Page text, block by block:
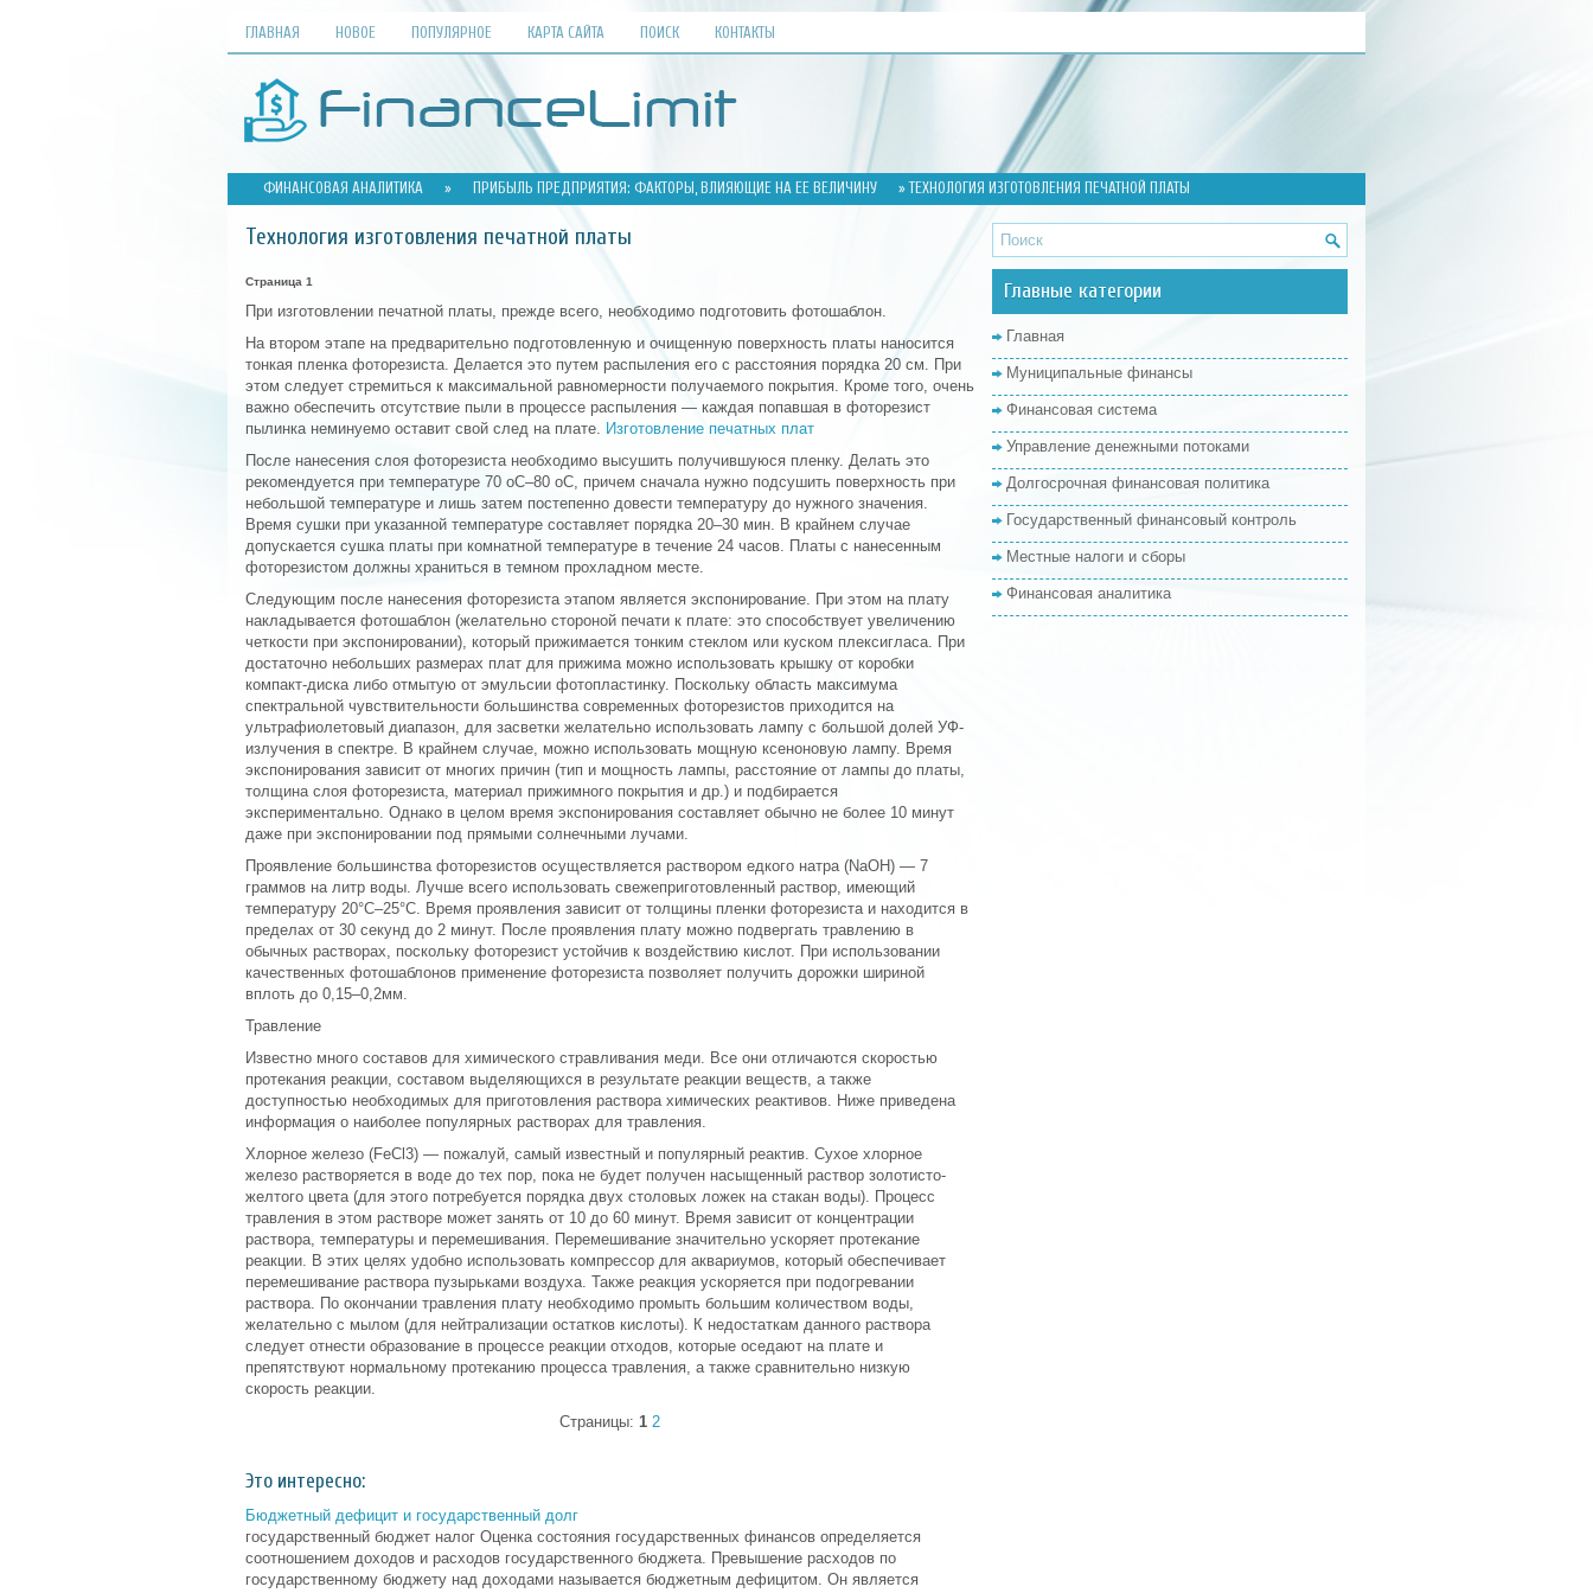
ГЛАВНАЯ НОВОЕ ПОПУЛЯРНОЕ КАРТА САЙТА ПОИСК КОНТАКТЫ
ФИНАНСОВАЯ АНАЛИТИКА » ПРИБЫЛЬ ПРЕДПРИЯТИЯ: ФАКТОРЫ, ВЛИЯЮЩИЕ НА ЕЕ ВЕЛИЧИНУ » ТЕХНОЛОГИЯ ИЗГОТОВЛЕНИЯ ПЕЧАТНОЙ ПЛАТЫ
Технология изготовления печатной платы
Страница 1
При изготовлении печатной платы, прежде всего, необходимо подготовить фотошаблон.
На втором этапе на предварительно подготовленную и очищенную поверхность платы наносится
тонкая пленка фоторезиста. Делается это путем распыления его с расстояния порядка 20 см. При
этом следует стремиться к максимальной равномерности получаемого покрытия. Кроме того, очень
важно обеспечить отсутствие пыли в процессе распыления — каждая попавшая в фоторезист
пылинка неминуемо оставит свой след на плате. Изготовление печатных плат
После нанесения слоя фоторезиста необходимо высушить получившуюся пленку. Делать это
рекомендуется при температуре 70 oC–80 oC, причем сначала нужно подсушить поверхность при
небольшой температуре и лишь затем постепенно довести температуру до нужного значения.
Время сушки при указанной температуре составляет порядка 20–30 мин. В крайнем случае
допускается сушка платы при комнатной температуре в течение 24 часов. Платы с нанесенным
фоторезистом должны храниться в темном прохладном месте.
Следующим после нанесения фоторезиста этапом является экспонирование. При этом на плату
накладывается фотошаблон (желательно стороной печати к плате: это способствует увеличению
четкости при экспонировании), который прижимается тонким стеклом или куском плексигласа. При
достаточно небольших размерах плат для прижима можно использовать крышку от коробки
компакт-диска либо отмытую от эмульсии фотопластинку. Поскольку область максимума
спектральной чувствительности большинства современных фоторезистов приходится на
ультрафиолетовый диапазон, для засветки желательно использовать лампу с большой долей УФ-
излучения в спектре. В крайнем случае, можно использовать мощную ксеноновую лампу. Время
экспонирования зависит от многих причин (тип и мощность лампы, расстояние от лампы до платы,
толщина слоя фоторезиста, материал прижимного покрытия и др.) и подбирается
экспериментально. Однако в целом время экспонирования составляет обычно не более 10 минут
даже при экспонировании под прямыми солнечными лучами.
Проявление большинства фоторезистов осуществляется раствором едкого натра (NaOH) — 7
граммов на литр воды. Лучше всего использовать свежеприготовленный раствор, имеющий
температуру 20°C–25°C. Время проявления зависит от толщины пленки фоторезиста и находится в
пределах от 30 секунд до 2 минут. После проявления плату можно подвергать травлению в
обычных растворах, поскольку фоторезист устойчив к воздействию кислот. При использовании
качественных фотошаблонов применение фоторезиста позволяет получить дорожки шириной
вплоть до 0,15–0,2мм.
Травление
Известно много составов для химического стравливания меди. Все они отличаются скоростью
протекания реакции, составом выделяющихся в результате реакции веществ, а также
доступностью необходимых для приготовления раствора химических реактивов. Ниже приведена
информация о наиболее популярных растворах для травления.
Хлорное железо (FeCl3) — пожалуй, самый известный и популярный реактив. Сухое хлорное
железо растворяется в воде до тех пор, пока не будет получен насыщенный раствор золотисто-
желтого цвета (для этого потребуется порядка двух столовых ложек на стакан воды). Процесс
травления в этом растворе может занять от 10 до 60 минут. Время зависит от концентрации
раствора, температуры и перемешивания. Перемешивание значительно ускоряет протекание
реакции. В этих целях удобно использовать компрессор для аквариумов, который обеспечивает
перемешивание раствора пузырьками воздуха. Также реакция ускоряется при подогревании
раствора. По окончании травления плату необходимо промыть большим количеством воды,
желательно с мылом (для нейтрализации остатков кислоты). К недостаткам данного раствора
следует отнести образование в процессе реакции отходов, которые оседают на плате и
препятствуют нормальному протеканию процесса травления, а также сравнительно низкую
скорость реакции.
Страницы: 1 2
Это интересно:
Бюджетный дефицит и государственный долг
государственный бюджет налог Оценка состояния государственных финансов определяется
соотношением доходов и расходов государственного бюджета. Превышение расходов по
государственному бюджету над доходами называется бюджетным дефицитом. Он является
Главные категории
Главная
Муниципальные финансы
Финансовая система
Управление денежными потоками
Долгосрочная финансовая политика
Государственный финансовый контроль
Местные налоги и сборы
Финансовая аналитика